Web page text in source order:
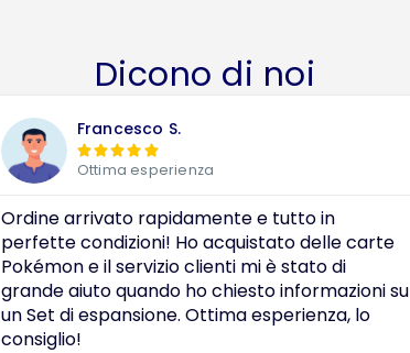
Dicono di noi
Francesco S.
 
Ottima esperienza
Ordine arrivato rapidamente e tutto in
perfette condizioni! Ho acquistato delle carte
Pokémon e il servizio clienti mi è stato di
grande aiuto quando ho chiesto informazioni su
un Set di espansione. Ottima esperienza, lo
consiglio!